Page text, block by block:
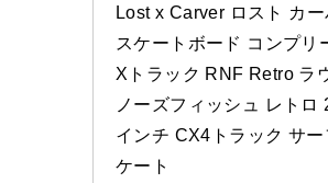
Lost x Carver ロスト カー
スケートボード コンプリ
Xトラック RNF Retro ラ
ノーズフィッシュ レトロ
インチ CX4トラック サー
ケート